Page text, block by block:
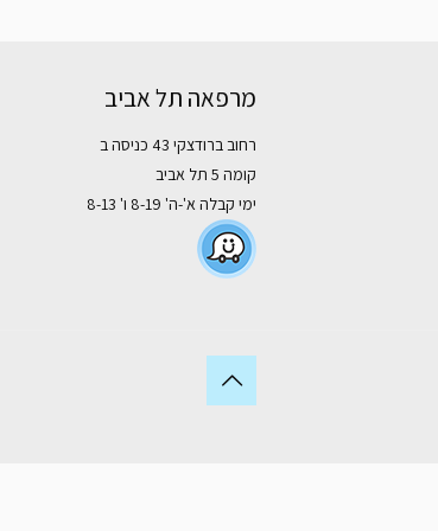
מרפאה תל אביב
רחוב ברודצקי 43 כניסה ב
קומה 5 תל אביב
ימי קבלה א'-ה' 8-19 ו' 8-13